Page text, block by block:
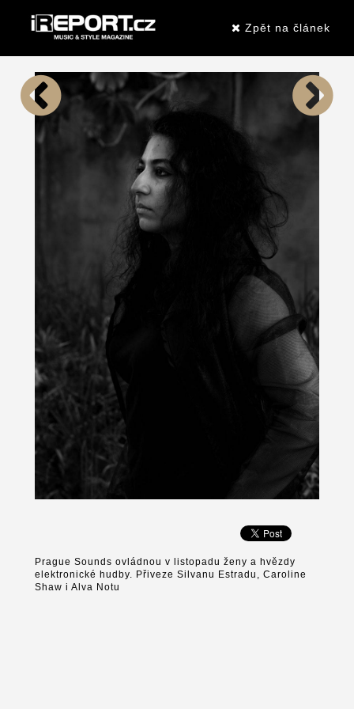
Zpět na článek
Prague Sounds ovládnou v listopadu ženy a hvězdy
elektronické hudby. Přiveze Silvanu Estradu, Caroline
Shaw i Alva Notu